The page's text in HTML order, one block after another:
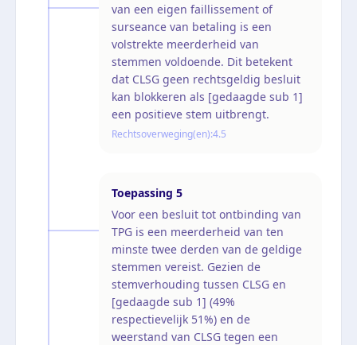
van een eigen faillissement of
surseance van betaling is een
volstrekte meerderheid van
stemmen voldoende. Dit betekent
dat CLSG geen rechtsgeldig besluit
kan blokkeren als [gedaagde sub 1]
een positieve stem uitbrengt.
Rechtsoverweging(en):4.5
Toepassing 5
Voor een besluit tot ontbinding van
TPG is een meerderheid van ten
minste twee derden van de geldige
stemmen vereist. Gezien de
stemverhouding tussen CLSG en
[gedaagde sub 1] (49%
respectievelijk 51%) en de
weerstand van CLSG tegen een